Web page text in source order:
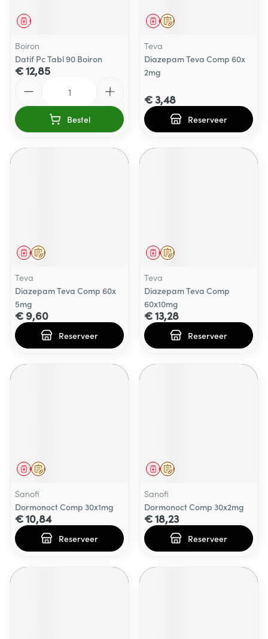
Geneesmiddel
Boiron
Datif Pc Tabl 90 Boiron
€ 12,85
Bestel
Op voorschrift
Geneesmiddel
Teva
Diazepam Teva Comp 60x
2mg
€ 3,48
Reserveer
Op voorschrift
Geneesmiddel
Teva
Diazepam Teva Comp 60x
5mg
€ 9,60
Reserveer
Op voorschrift
Geneesmiddel
Teva
Diazepam Teva Comp
60x10mg
€ 13,28
Reserveer
Op voorschrift
Geneesmiddel
Sanofi
Dormonoct Comp 30x1mg
€ 10,84
Reserveer
Op voorschrift
Geneesmiddel
Sanofi
Dormonoct Comp 30x2mg
€ 18,23
Reserveer